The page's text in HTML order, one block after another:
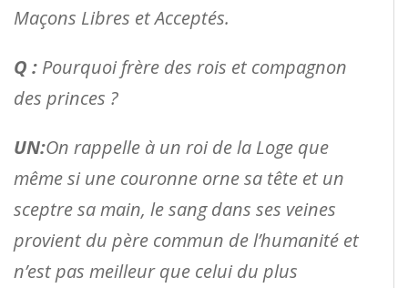
Maçons Libres et Acceptés.
Q : Pourquoi frère des rois et compagnon
des princes ?
UN:On rappelle à un roi de la Loge que
même si une couronne orne sa tête et un
sceptre sa main, le sang dans ses veines
provient du père commun de l’humanité et
n’est pas meilleur que celui du plus